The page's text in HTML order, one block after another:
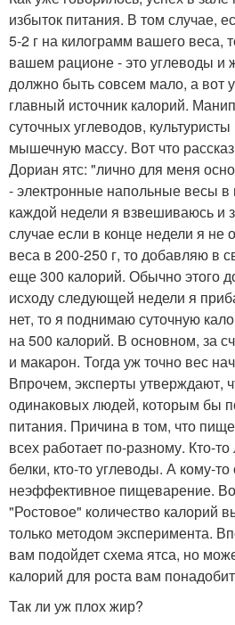
избыток питания. В том случае,
5-2 г на килограмм вашего веса,
вашем рационе - это углеводы
должно быть совсем мало, а вот
главный источник калорий.
суточных углеводов,
мышечную массу. Вот что
Дориан ятс: "лично для меня
- электронные напольные весы
каждой недели я взвешиваюсь и
случае если в конце недели я
веса в 200-250 г, то добавляю в
еще 300 калорий. Обычно этого
исходу следующей недели я
нет, то я поднимаю суточную
на 500 калорий. В основном, за
и макарон. Тогда уж точно вес
Впрочем, эксперты утверждают,
одинаковых людей, которым бы
питания. Причина в том, что
всех работает по-разному. Кто-
белки, кто-то углеводы. А кому-
неэффективное пищеварение.
"Ростовое" количество калорий
только методом эксперимента.
вам подойдет схема ятса, но
калорий для роста вам
Так ли уж плох жир?